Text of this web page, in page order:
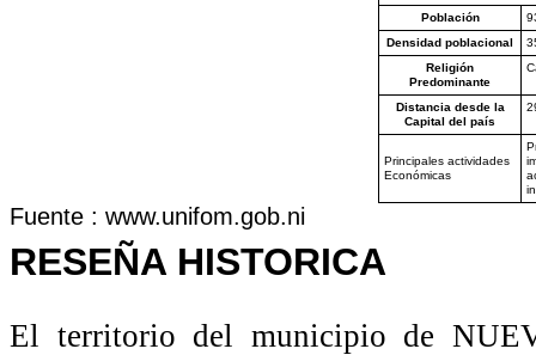
Población
Densidad poblacional
Religión
Predominante
Distancia desde la
Capital del país
Principales actividades
Económicas
Fuente : www.unifom.gob.ni
RESEÑA HISTORICA
El territorio del municipio de